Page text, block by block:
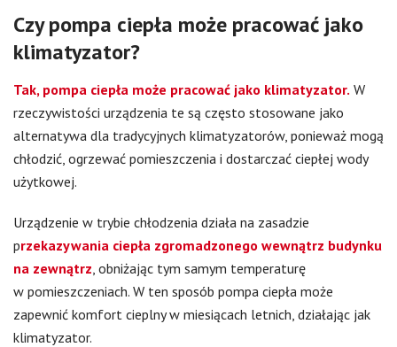
Czy pompa ciepła może pracować jako
klimatyzator?
Tak, pompa ciepła może pracować jako klimatyzator. W
rzeczywistości urządzenia te są często stosowane jako
alternatywa dla tradycyjnych klimatyzatorów, ponieważ mogą
chłodzić, ogrzewać pomieszczenia i dostarczać ciepłej wody
użytkowej.
Urządzenie w trybie chłodzenia działa na zasadzie
przekazywania ciepła zgromadzonego wewnątrz budynku
na zewnątrz , obniżając tym samym temperaturę
w pomieszczeniach. W ten sposób pompa ciepła może
zapewnić komfort cieplny w miesiącach letnich, działając jak
klimatyzator.